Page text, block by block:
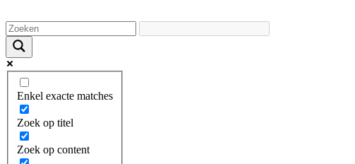
Enkel exacte matches
Zoek op titel
Zoek op content